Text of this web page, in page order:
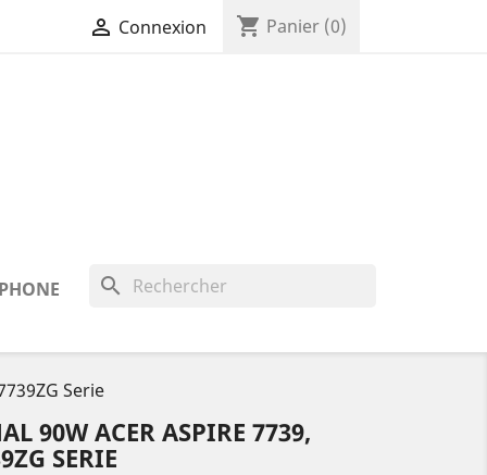
 Connexion shopping_cart Panier (0)
search
Serie
90W ACER ASPIRE 7739,
SERIE